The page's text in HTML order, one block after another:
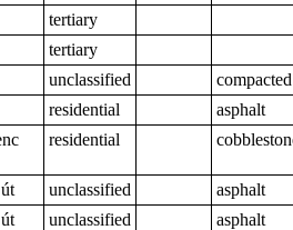
tertiary
tertiary
unclassified
compacted
residential
asphalt
residential
unclassified
asphalt
unclassified
asphalt